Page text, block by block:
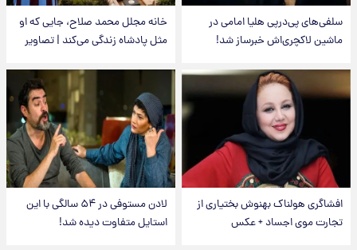
سلفی‌های پی‌درپی هلیا امامی در
ماشین لاکچری‌اش خبرساز شد!
خانه مجلل محمد صلاح، جایی که او
مثل پادشاه زندگی می‌کند | تصاویر
افشاگری هولناک بهنوش بختیاری از
تجارت موی اجساد + عکس
لادن مستوفی در ۵۴ سالگی با این
استایل متفاوت دیده شد!